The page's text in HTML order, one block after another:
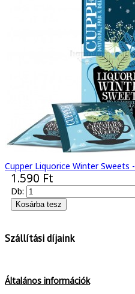
Cupper Liquorice Winter Sweets
1.590 Ft
Db:
Szállítási díjaink
Általános információk